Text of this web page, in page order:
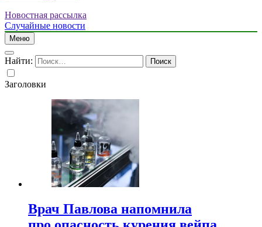
Новостная рассылка
Случайные новости
Меню
Найти:
Заголовки
Врач Павлова напомнила